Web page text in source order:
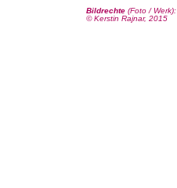
Bildrechte (Foto / Werk):
© Kerstin Rajnar, 2015